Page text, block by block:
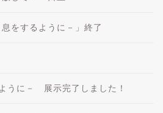
をするように－」終了
うに－ 展示完了しました！